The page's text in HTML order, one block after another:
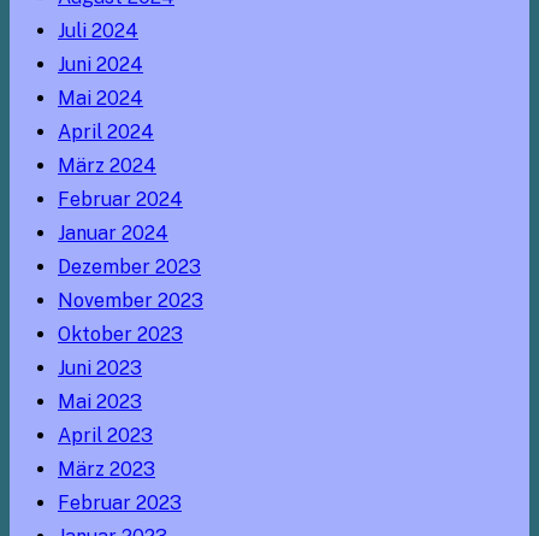
Juli 2024
Juni 2024
Mai 2024
April 2024
März 2024
Februar 2024
Januar 2024
Dezember 2023
November 2023
Oktober 2023
Juni 2023
Mai 2023
April 2023
März 2023
Februar 2023